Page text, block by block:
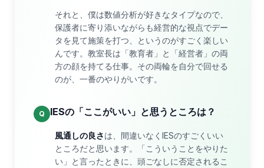
それと、僕は数値分析が好きなタイプなので、
保護者に寄り添いながらも経営的な視点でデー
タを見て施策を打つ、というのがすごく楽しい
んです。教室長は「教育者」と「経営者」の両
方の顔を持てる仕事。その両輪を自分で回せる
のが、一番のやりがいです。
Q IESの「ここがいい」と思うところは？
風通しの良さは、間違いなくIESのすごくいい
ところだと思います。「こういうことをやりた
い」と言ったときに、頭ごなしに否定されるこ